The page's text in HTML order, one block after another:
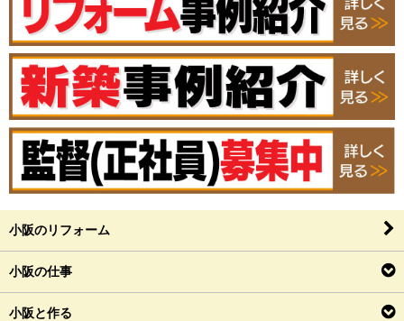
小阪のリフォーム
小阪の仕事
小阪と作る